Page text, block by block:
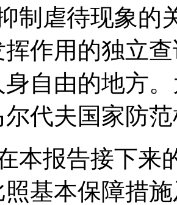
制虐待现象的
挥作用的独立
身自由的地方
尔代夫国家防
本报告接下来
照基本保障措